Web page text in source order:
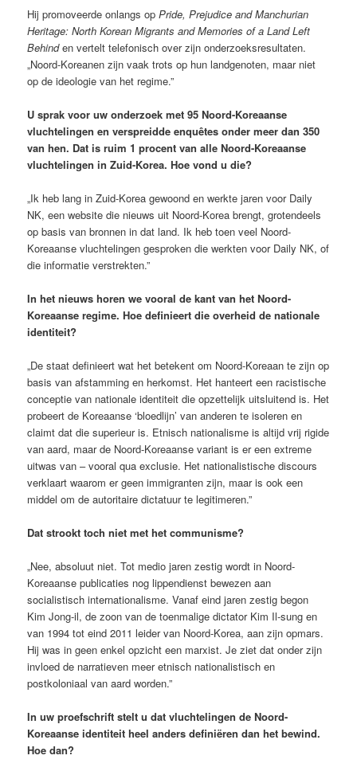
Hij promoveerde onlangs opPride, Prejudice and Manchurian
Heritage: North Korean Migrants and Memories of a Land Left
Behinden vertelt telefonisch over zijn onderzoeksresultaten.
„Noord-Koreanen zijn vaak trots op hun landgenoten, maar niet
op de ideologie van het regime.”
U sprak voor uw onderzoek met 95 Noord-Koreaanse
vluchtelingen en verspreidde enquêtes onder meer dan 350
van hen. Dat is ruim 1 procent van alle Noord-Koreaanse
vluchtelingen in Zuid-Korea. Hoe vond u die?
„Ik heb lang in Zuid-Korea gewoond en werkte jaren voor Daily
NK, een website die nieuws uit Noord-Korea brengt, grotendeels
op basis van bronnen in dat land. Ik heb toen veel Noord-
Koreaanse vluchtelingen gesproken die werkten voor Daily NK, of
die informatie verstrekten.”
In het nieuws horen we vooral de kant van het Noord-
Koreaanse regime. Hoe definieert die overheid de nationale
identiteit?
„De staat definieert wat het betekent om Noord-Koreaan te zijn op
basis van afstamming en herkomst. Het hanteert een racistische
conceptie van nationale identiteit die opzettelijk uitsluitend is. Het
probeert de Koreaanse ‘bloedlijn’ van anderen te isoleren en
claimt dat die superieur is. Etnisch nationalisme is altijd vrij rigide
van aard, maar de Noord-Koreaanse variant is er een extreme
uitwas van – vooral qua exclusie. Het nationalistische discours
verklaart waarom er geen immigranten zijn, maar is ook een
middel om de autoritaire dictatuur te legitimeren.”
Dat strookt toch niet met het communisme?
„Nee, absoluut niet. Tot medio jaren zestig wordt in Noord-
Koreaanse publicaties nog lippendienst bewezen aan
socialistisch internationalisme. Vanaf eind jaren zestig begon
Kim Jong-il, de zoon van de toenmalige dictator Kim Il-sung en
van 1994 tot eind 2011 leider van Noord-Korea, aan zijn opmars.
Hij was in geen enkel opzicht een marxist. Je ziet dat onder zijn
invloed de narratieven meer etnisch nationalistisch en
postkoloniaal van aard worden.”
In uw proefschrift stelt u dat vluchtelingen de Noord-
Koreaanse identiteit heel anders definiëren dan het bewind.
Hoe dan?